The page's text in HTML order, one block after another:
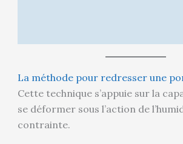
La méthode pour redresser une
Cette technique s’appuie sur la
se déformer sous l’action de
contrainte.